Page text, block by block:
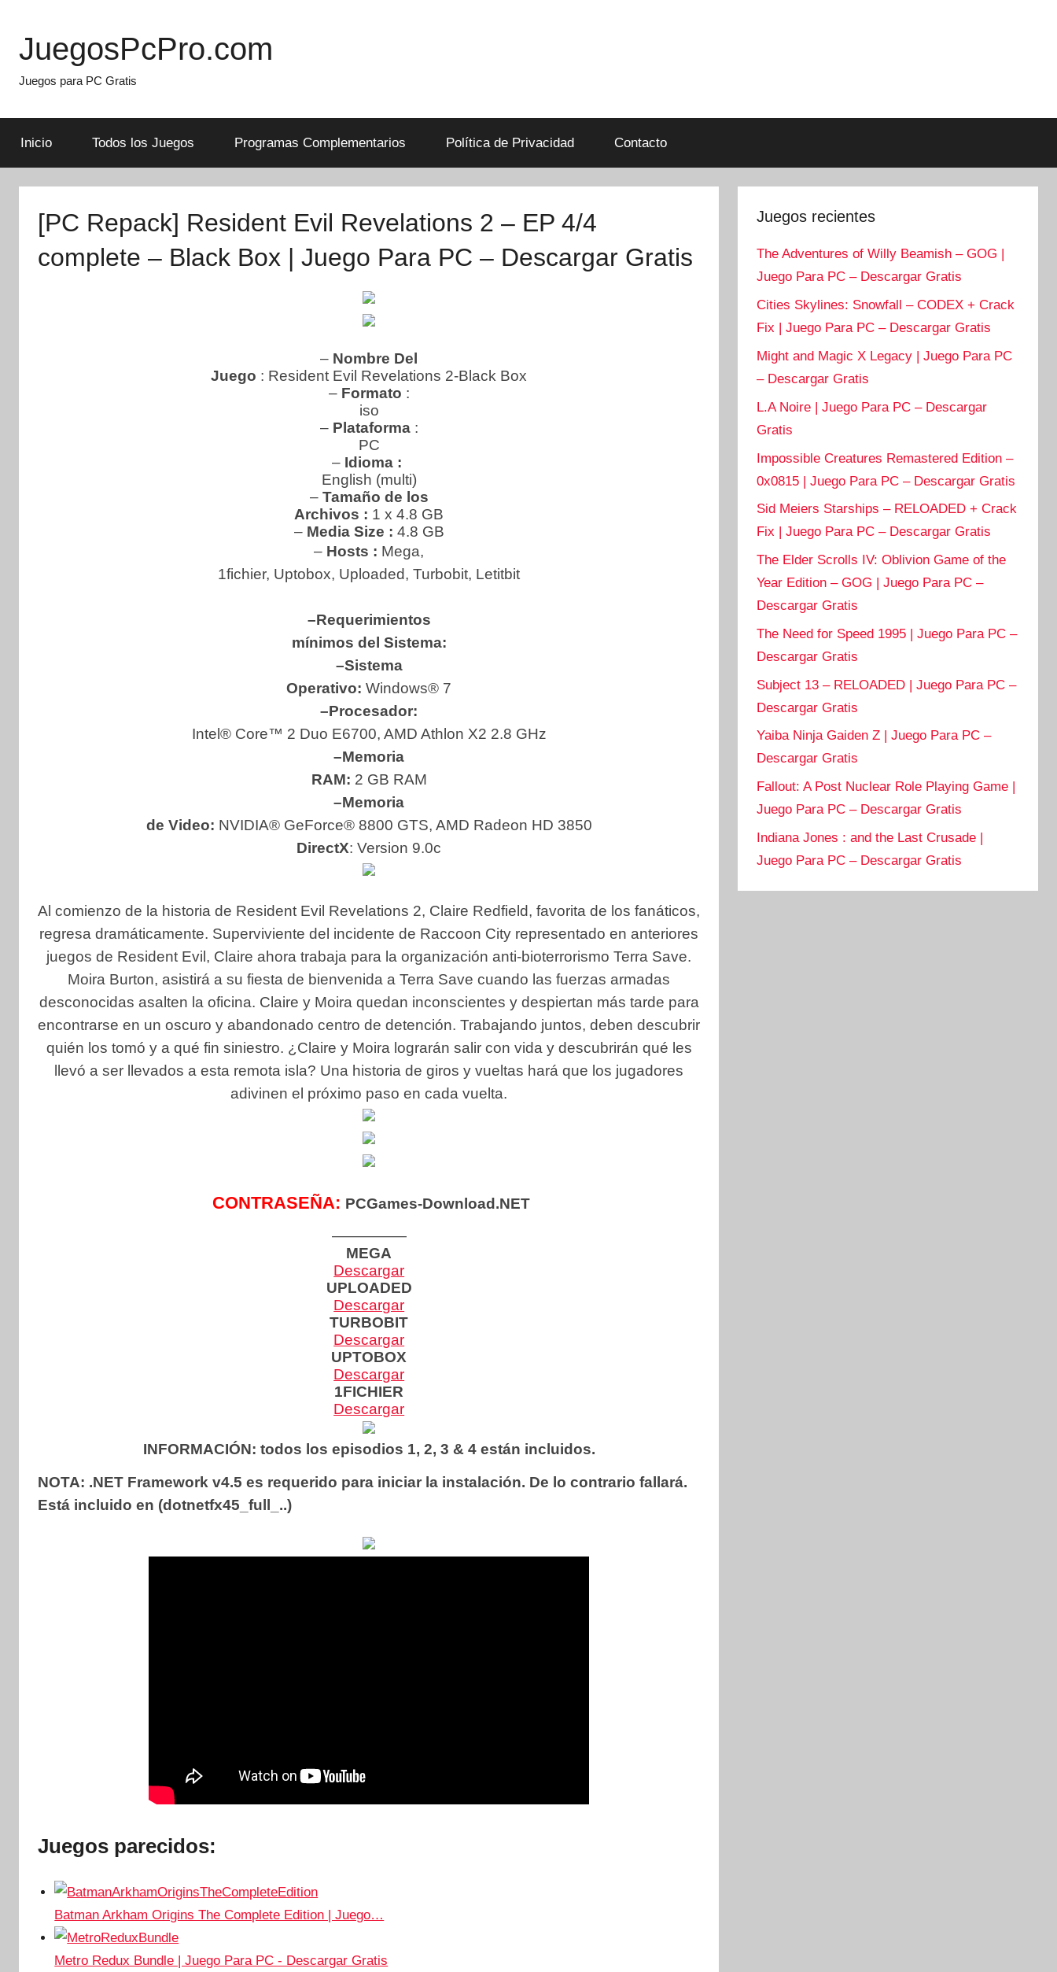
content
JuegosPcPro.com
Juegos para PC Gratis
Inicio Todos los Juegos Programas Complementarios Política de Privacidad Contacto
[PC Repack] Resident Evil Revelations 2 – EP 4/4
complete – Black Box | Juego Para PC – Descargar Gratis
– Nombre Del
Juego : Resident Evil Revelations 2-Black Box
– Formato :
iso
– Plataforma :
PC
– Idioma :
English (multi)
– Tamaño de los
Archivos : 1 x 4.8 GB
– Media Size : 4.8 GB
– Hosts : Mega,
1fichier, Uptobox, Uploaded, Turbobit, Letitbit
–Requerimientos
mínimos del Sistema:
–Sistema
Operativo:Windows® 7
–Procesador:
Intel® Core™ 2 Duo E6700, AMD Athlon X2 2.8 GHz
–Memoria
RAM: 2 GB RAM
–Memoria
de Video: NVIDIA® GeForce® 8800 GTS, AMD Radeon HD 3850
DirectX: Version 9.0c
Al comienzo de la historia de Resident Evil Revelations 2, Claire Redfield, favorita de los fanáticos,
regresa dramáticamente. Superviviente del incidente de Raccoon City representado en anteriores
juegos de Resident Evil, Claire ahora trabaja para la organización anti-bioterrorismo Terra Save.
Moira Burton, asistirá a su fiesta de bienvenida a Terra Save cuando las fuerzas armadas
desconocidas asalten la oficina. Claire y Moira quedan inconscientes y despiertan más tarde para
encontrarse en un oscuro y abandonado centro de detención. Trabajando juntos, deben descubrir
quién los tomó y a qué fin siniestro. ¿Claire y Moira lograrán salir con vida y descubrirán qué les
llevó a ser llevados a esta remota isla? Una historia de giros y vueltas hará que los jugadores
adivinen el próximo paso en cada vuelta.
CONTRASEÑA: PCGames-Download.NET
—————
MEGA
Descargar
UPLOADED
Descargar
TURBOBIT
Descargar
UPTOBOX
Descargar
1FICHIER
Descargar
INFORMACIÓN: todos los episodios 1, 2, 3 & 4 están incluidos.
NOTA: .NET Framework v4.5 es requerido para iniciar la instalación. De lo contrario fallará.
Está incluido en (dotnetfx45_full_..)
Juegos parecidos:
Batman Arkham Origins The Complete Edition | Juego…
Metro Redux Bundle | Juego Para PC - Descargar Gratis
Juegos recientes
The Adventures of Willy Beamish – GOG |
Juego Para PC – Descargar Gratis
Cities Skylines: Snowfall – CODEX + Crack
Fix | Juego Para PC – Descargar Gratis
Might and Magic X Legacy | Juego Para PC
– Descargar Gratis
L.A Noire | Juego Para PC – Descargar
Gratis
Impossible Creatures Remastered Edition –
0x0815 | Juego Para PC – Descargar Gratis
Sid Meiers Starships – RELOADED + Crack
Fix | Juego Para PC – Descargar Gratis
The Elder Scrolls IV: Oblivion Game of the
Year Edition – GOG | Juego Para PC –
Descargar Gratis
The Need for Speed 1995 | Juego Para PC –
Descargar Gratis
Subject 13 – RELOADED | Juego Para PC –
Descargar Gratis
Yaiba Ninja Gaiden Z | Juego Para PC –
Descargar Gratis
Fallout: A Post Nuclear Role Playing Game |
Juego Para PC – Descargar Gratis
Indiana Jones : and the Last Crusade |
Juego Para PC – Descargar Gratis